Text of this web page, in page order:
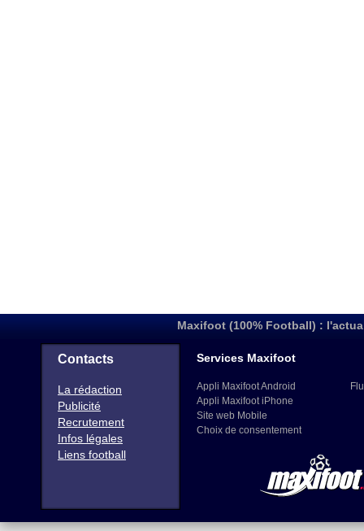
Maxifoot (100% Football) :
Contacts
La rédaction
Publicité
Recrutement
Infos légales
Liens football
Services Maxifoot
Appli Maxifoot Android
Appli Maxifoot iPhone
Site web Mobile
Choix de consentement